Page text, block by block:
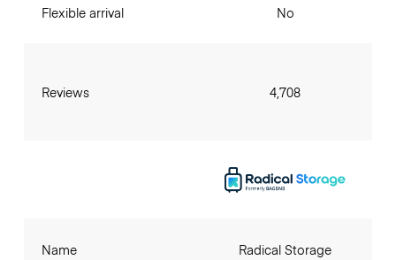
Flexible arrival
Reviews
No
4,708
Name Radical Storage